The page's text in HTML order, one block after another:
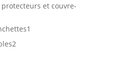
et couvre-
1
22